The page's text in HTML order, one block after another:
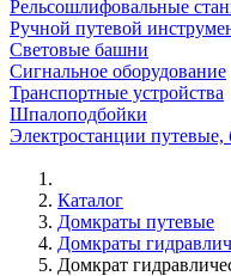
Рельсошлифовальные
Ручной путевой
Световые башни
Сигнальное оборудование
Транспортные устройства
Шпалоподбойки
Электростанции путевые,
Каталог
Домкраты путевые
Домкраты
Домкрат